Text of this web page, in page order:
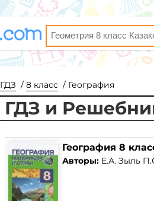
ГДЗ 8 класс География
ГДЗ и
География 8
Авторы: Е.А. Зыль